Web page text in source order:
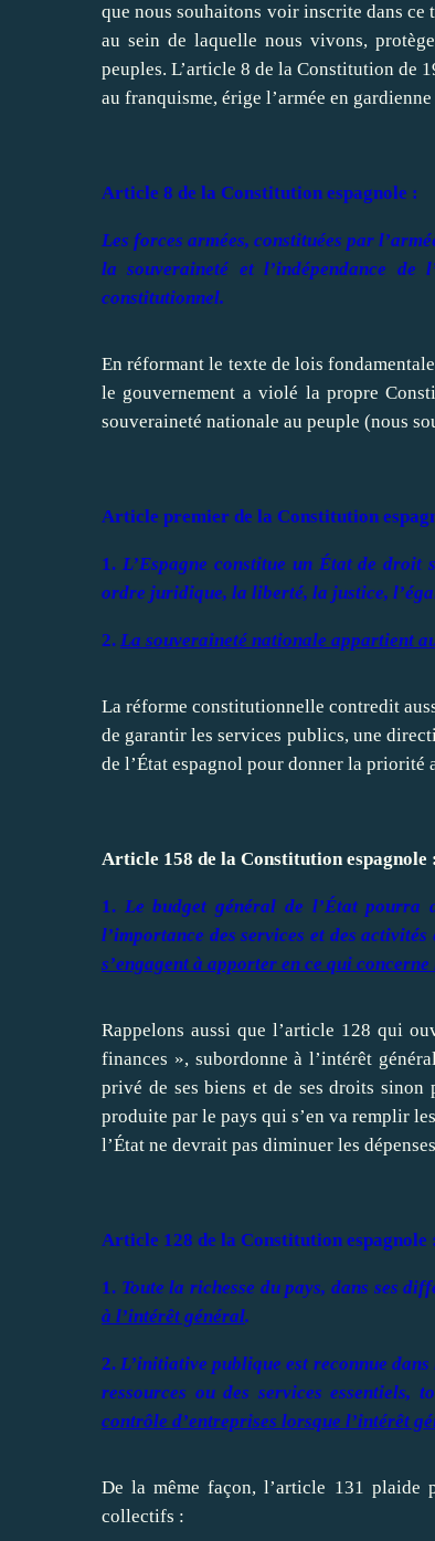
que nous souhaitons voir inscrite dans
au sein de laquelle nous vivons,
peuples. L’article 8 de la Constitution de
au franquisme, érige l’armée en
Article 8 de la Constitution espagnole :
Les forces armées, constituées par
la souveraineté et l’indépendance
constitutionnel.
En réformant le texte de lois
le gouvernement a violé la propre
souveraineté nationale au peuple (nous
Article premier de la Constitution
1. L’Espagne constitue un État de droit
ordre juridique, la liberté, la justice,
2. La souveraineté nationale appartient
La réforme constitutionnelle contredit
de garantir les services publics, une
de l’État espagnol pour donner la priorité
Article 158 de la Constitution espagnole :
1. Le budget général de l’État pourra
l’importance des services et des
s’engagent à apporter en ce qui
Rappelons aussi que l’article 128 qui
finances », subordonne à l’intérêt
privé de ses biens et de ses droits sinon
produite par le pays qui s’en va remplir
l’État ne devrait pas diminuer les
Article 128 de la Constitution espagnole :
1. Toute la richesse du pays, dans ses
à l’intérêt général.
2.L’initiative publique est reconnue
ressources ou des services essentiels,
contrôle d’entreprises lorsque l’intérêt
De la même façon, l’article 131
collectifs :